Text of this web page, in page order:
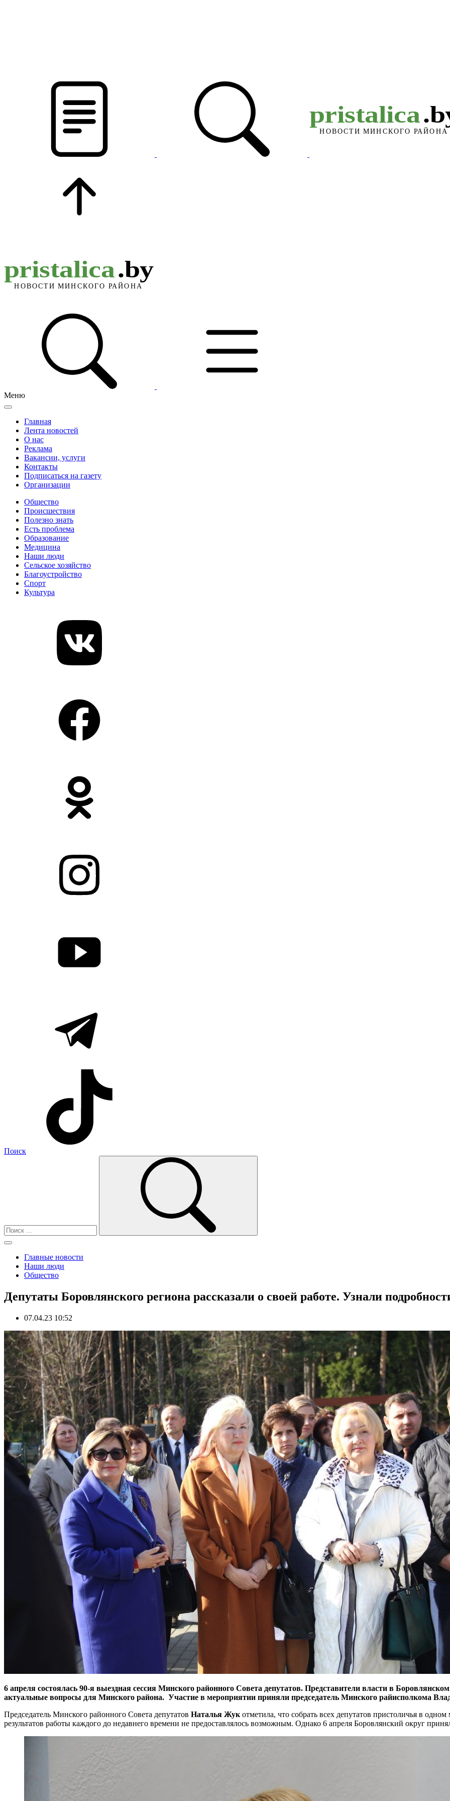
Меню
Главная
Лента новостей
О нас
Реклама
Вакансии, услуги
Контакты
Подписаться на газету
Организации
Общество
Происшествия
Полезно знать
Есть проблема
Образование
Медицина
Наши люди
Сельское хозяйство
Благоустройство
Спорт
Культура
Поиск
Главные новости
Наши люди
Общество
Депутаты Боровлянского региона рассказали о своей работе. Узнали
07.04.23 10:52
6 апреля состоялась 90-я выездная сессия Минского районного Совета депутатов. Представители власти в Боровлянском
актуальные вопросы для Минского района. Участие в мероприятии приняли председатель Минского райисполкома
Председатель Минского районного Совета депутатов Наталья Жук отметила, что собрать всех депутатов пристоличья в
результатов работы каждого до недавнего времени не предоставлялось возможным. Однако 6 апреля Боровлянский округ